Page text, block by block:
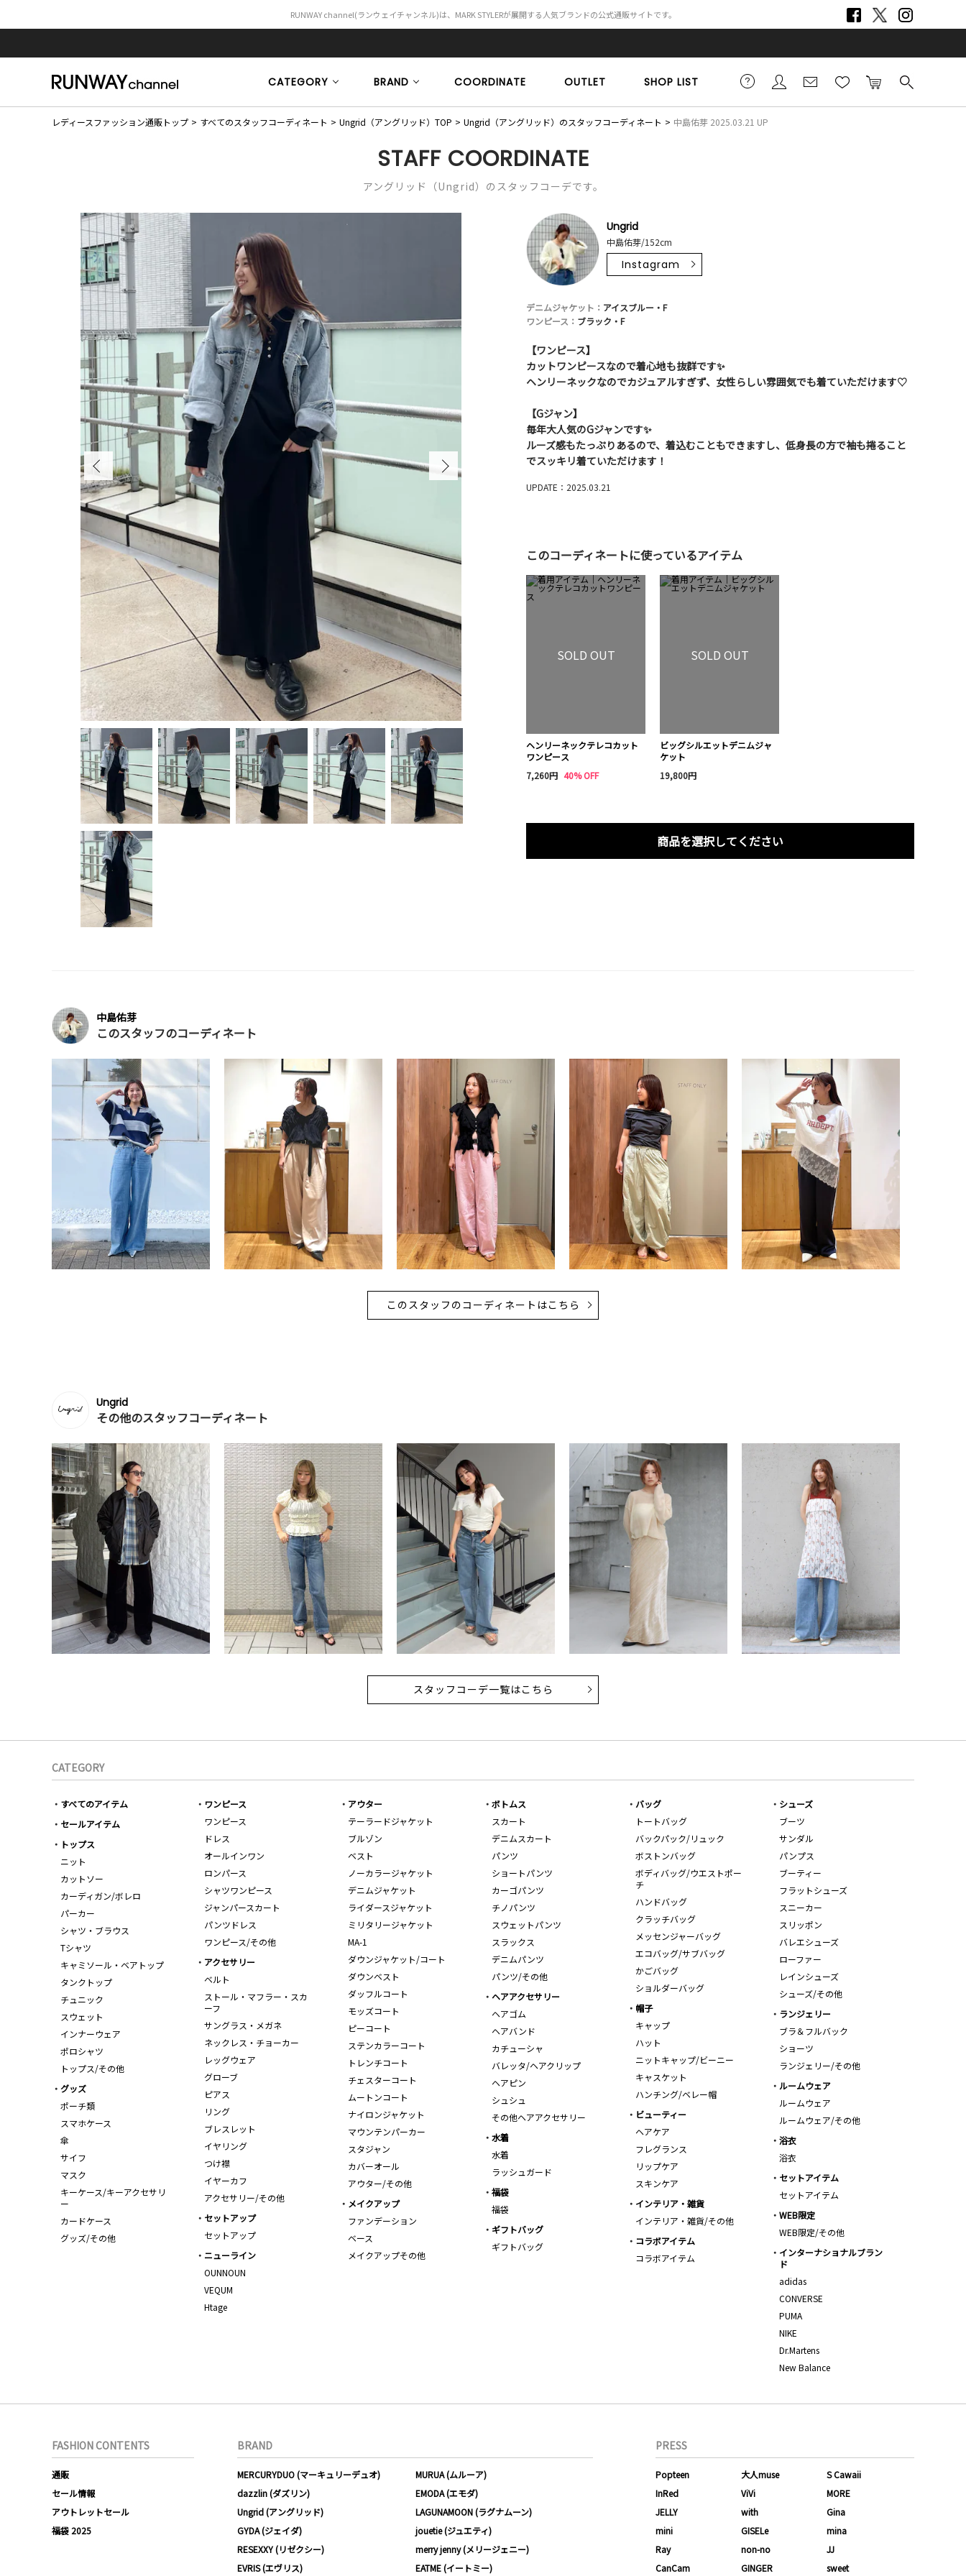
RUNWAY channel(ランウェイチャンネル)は、MARK STYLERが展開する人気ブランドの公式通販サイトです。
CATEGORY BRAND COORDINATE OUTLET SHOP LIST
レディースファッション通販トップ すべてのスタッフコーディネート Ungrid（アングリッド）TOP Ungrid（アングリッド）のスタッフコーディネート 中島佑芽 2025.03.21 UP
STAFF COORDINATE
アングリッド（Ungrid）のスタッフコーデです。
Ungrid
中島佑芽/152cm
Instagram
デニムジャケット： アイスブルー・F
ワンピース： ブラック・F
【ワンピース】
カットワンピースなので着心地も抜群です✨
ヘンリーネックなのでカジュアルすぎず、女性らしい雰囲気でも着ていただけます♡
【Gジャン】
毎年大人気のGジャンです✨
ルーズ感もたっぷりあるので、着込むこともできますし、低身長の方で袖も捲ること
でスッキリ着ていただけます！
UPDATE：2025.03.21
このコーディネートに使っているアイテム
SOLD OUT
ヘンリーネックテレコカット
ワンピース
7,260円 40% OFF
SOLD OUT
ビッグシルエットデニムジャ
ケット
19,800円
商品を選択してください
中島佑芽
このスタッフのコーディネート
このスタッフのコーディネートはこちら
Ungrid
その他のスタッフコーディネート
スタッフコーデ一覧はこちら
CATEGORY
すべてのアイテム
セールアイテム
トップス
ニット
カットソー
カーディガン/ボレロ
パーカー
シャツ・ブラウス
Tシャツ
キャミソール・ベアトップ
タンクトップ
チュニック
スウェット
インナーウェア
ポロシャツ
トップス/その他
ワンピース
ワンピース
ドレス
オールインワン
ロンパース
シャツワンピース
ジャンパースカート
パンツドレス
ワンピース/その他
アウター
テーラードジャケット
ブルゾン
ベスト
ノーカラージャケット
デニムジャケット
ライダースジャケット
ミリタリージャケット
MA-1
ダウンジャケット/コート
ダウンベスト
ダッフルコート
モッズコート
ピーコート
ステンカラーコート
トレンチコート
チェスターコート
ムートンコート
ナイロンジャケット
マウンテンパーカー
スタジャン
カバーオール
アウター/その他
ボトムス
スカート
デニムスカート
パンツ
ショートパンツ
カーゴパンツ
チノパンツ
スウェットパンツ
スラックス
デニムパンツ
パンツ/その他
バッグ
トートバッグ
バックパック/リュック
ボストンバッグ
ボディバッグ/ウエストポー
チ
ハンドバッグ
クラッチバッグ
メッセンジャーバッグ
エコバッグ/サブバッグ
かごバッグ
ショルダーバッグ
シューズ
ブーツ
サンダル
パンプス
ブーティー
フラットシューズ
スニーカー
スリッポン
バレエシューズ
ローファー
レインシューズ
シューズ/その他
アクセサリー
ベルト
ストール・マフラー・スカ
ーフ
サングラス・メガネ
ネックレス・チョーカー
レッグウェア
グローブ
ピアス
リング
ブレスレット
イヤリング
つけ襟
イヤーカフ
アクセサリー/その他
ヘアアクセサリー
ヘアゴム
ヘアバンド
カチューシャ
バレッタ/ヘアクリップ
ヘアピン
シュシュ
その他ヘアアクセサリー
帽子
キャップ
ハット
ニットキャップ/ビーニー
キャスケット
ハンチング/ベレー帽
ランジェリー
ブラ＆フルバック
ショーツ
ランジェリー/その他
ルームウェア
ルームウェア
ルームウェア/その他
グッズ
ポーチ類
スマホケース
傘
サイフ
マスク
キーケース/キーアクセサリ
ー
カードケース
グッズ/その他
ビューティー
ヘアケア
フレグランス
リップケア
スキンケア
水着
水着
ラッシュガード
浴衣
浴衣
セットアイテム
セットアイテム
福袋
福袋
メイクアップ
ファンデーション
ベース
メイクアップその他
インテリア・雑貨
インテリア・雑貨/その他
WEB限定
WEB限定/その他
セットアップ
セットアップ
ギフトバッグ
ギフトバッグ
コラボアイテム
コラボアイテム
インターナショナルブラン
ド
adidas
CONVERSE
PUMA
NIKE
Dr.Martens
New Balance
ニューライン
OUNNOUN
VEQUM
Htage
FASHION CONTENTS
通販
セール情報
アウトレットセール
福袋 2025
BRAND
MERCURYDUO (マーキュリーデュオ)
MURUA (ムルーア)
dazzlin (ダズリン)
EMODA (エモダ)
Ungrid (アングリッド)
LAGUNAMOON (ラグナムーン)
GYDA (ジェイダ)
jouetie (ジュエティ)
RESEXXY (リゼクシー)
merry jenny (メリージェニー)
EVRIS (エヴリス)
EATME (イートミー)
PRESS
Popteen 大人muse
S Cawaii
InRed
ViVi
MORE
JELLY
with
Gina
mini
GISELe
mina
Ray
non-no
JJ
CanCam
GINGER sweet